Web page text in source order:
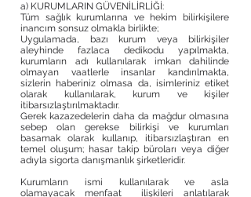
a) KURUMLARIN GÜVENİLİRLİĞİ:
Tüm sağlık kurumlarına ve hekim bilirkişilere
inancım sonsuz olmakla birlikte;
Uygulamada, bazı kurum veya bilirkişiler
aleyhinde fazlaca dedikodu yapılmakta,
kurumların adı kullanılarak imkan dahilinde
olmayan vaatlerle insanlar kandırılmakta,
sizlerin haberiniz olmasa da, isimleriniz etiket
olarak kullanılarak, kurum ve kişiler
itibarsızlaştırılmaktadır.
Gerek kazazedelerin daha da mağdur olmasına
sebep olan gerekse bilirkişi ve kurumları
basamak olarak kullanıp, itibarsızlaştıran en
temel oluşum; hasar takip büroları veya diğer
adıyla sigorta danışmanlık şirketleridir.
Kurumların ismi kullanılarak ve asla
olamayacak menfaat ilişkileri anlatılarak